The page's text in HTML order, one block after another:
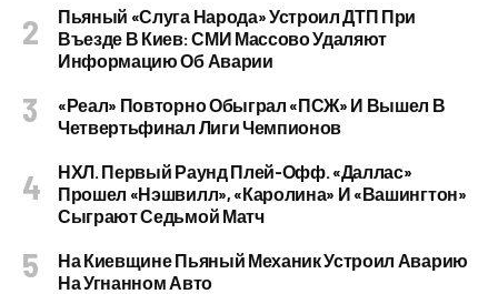
Пьяный «слуга Народа» Устроил ДТП При
Въезде В Киев: СМИ Массово Удаляют
Информацию Об Аварии
«Реал» Повторно Обыграл «ПСЖ» И Вышел В
Четвертьфинал Лиги Чемпионов
НХЛ. Первый Раунд Плей-Офф. «Даллас»
Прошел «Нэшвилл», «Каролина» И «Вашингтон»
Сыграют Седьмой Матч
На Киевщине Пьяный Механик Устроил Аварию
На Угнанном Авто